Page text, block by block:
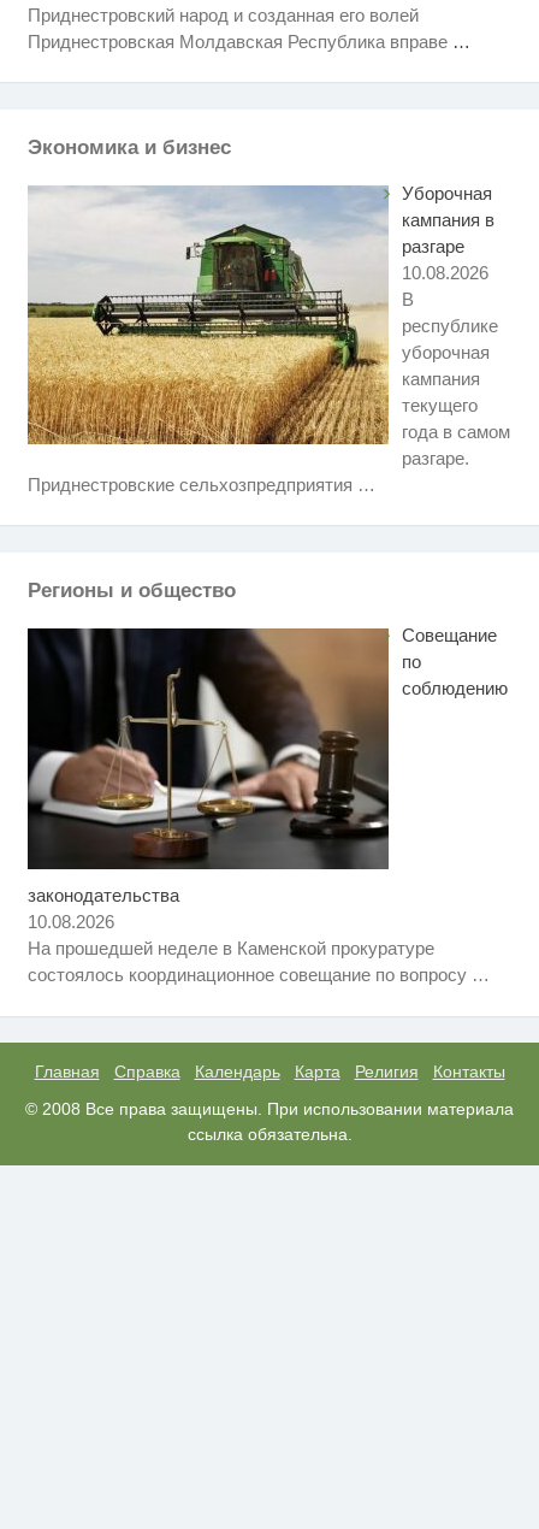
Приднестровский народ и созданная его волей
Приднестровская Молдавская Республика вправе …
Экономика и бизнес
Уборочная
кампания в
разгаре
10.08.2026
В
республике
уборочная
кампания
текущего
года в самом
разгаре.
Приднестровские сельхозпредприятия …
Регионы и общество
Совещание
по
соблюдению
законодательства
10.08.2026
На прошедшей неделе в Каменской прокуратуре
состоялось координационное совещание по вопросу …
Главная Справка Календарь Карта Религия
Контакты
© 2008 Все права защищены. При использовании материала
ссылка обязательна.
Крыма: Что люди вытворяют,
смеяться долго
Этот танец невесты оставит вас
вы будете в шоке от увиденного
i
Смолов призвал российских